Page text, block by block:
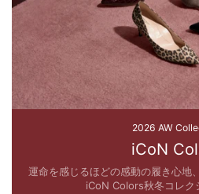
2026 AW
iCoN
運命を感じるほどの感動の履き心地
iCoN Colors秋冬コレク